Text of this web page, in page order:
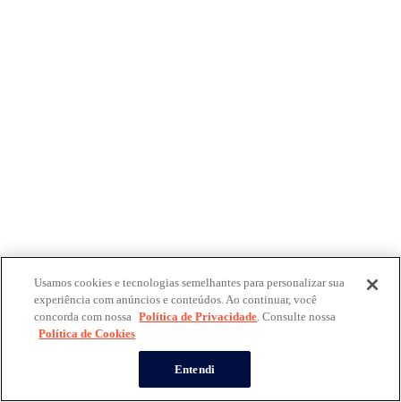
Usamos cookies e tecnologias semelhantes para personalizar sua
experiência com anúncios e conteúdos. Ao continuar, você
concorda com nossa Política de Privacidade. Consulte nossa
Política de Cookies
Entendi